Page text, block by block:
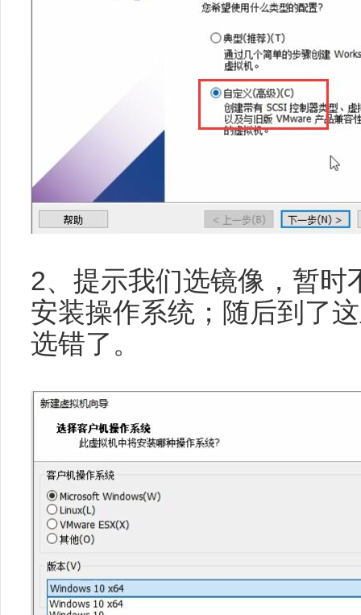
2、提示我们选镜像，暂时
安装操作系统；随后到了
选错了。